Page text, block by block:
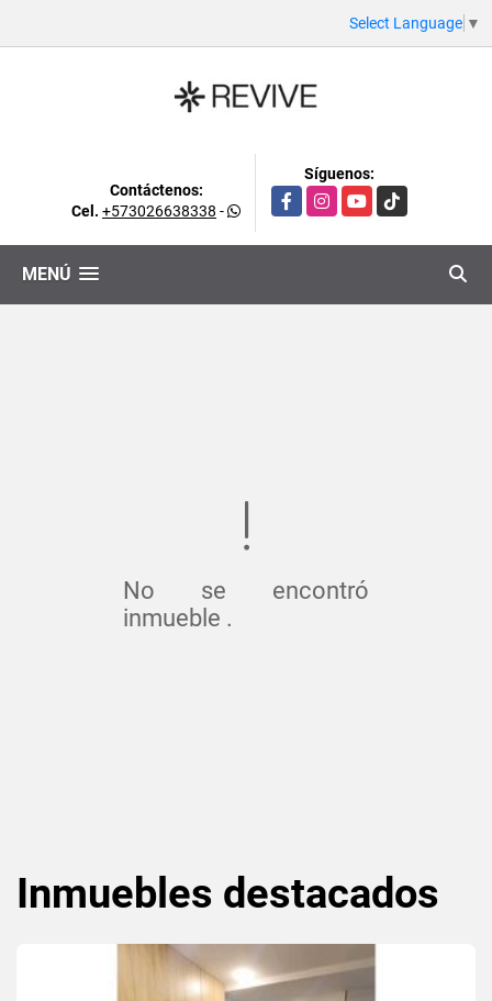
Select Language ▼
Contáctenos:
Cel. +573026638338 -
Síguenos:
FacebookInstagramYouTubeTikTok
MENÚ
No se encontró
inmueble .
Inmuebles destacados